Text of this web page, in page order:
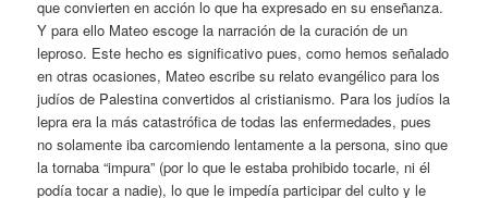
que convierten en acción lo que ha expresado en su enseñanza.
Y para ello Mateo escoge la narración de la curación de un
leproso. Este hecho es significativo pues, como hemos señalado
en otras ocasiones, Mateo escribe su relato evangélico para los
judíos de Palestina convertidos al cristianismo. Para los judíos la
lepra era la más catastrófica de todas las enfermedades, pues
no solamente iba carcomiendo lentamente a la persona, sino que
la tornaba “impura” (por lo que le estaba prohibido tocarle, ni él
podía tocar a nadie), lo que le impedía participar del culto y le